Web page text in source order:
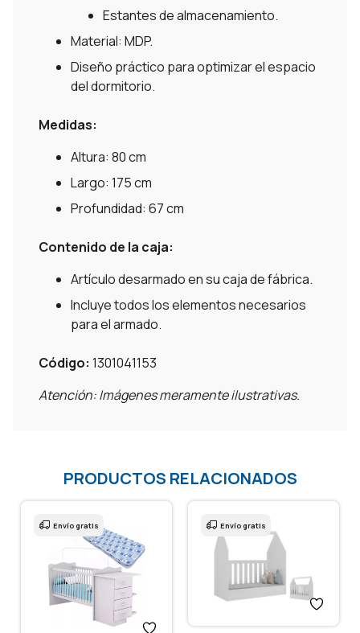
Estantes de almacenamiento.
Material: MDP.
Diseño práctico para optimizar el espacio
del dormitorio.
Medidas:
Altura: 80 cm
Largo: 175 cm
Profundidad: 67 cm
Contenido de la caja:
Artículo desarmado en su caja de fábrica.
Incluye todos los elementos necesarios
para el armado.
Código: 1301041153
Atención: Imágenes meramente ilustrativas.
PRODUCTOS RELACIONADOS
Envío gratis Envío gratis